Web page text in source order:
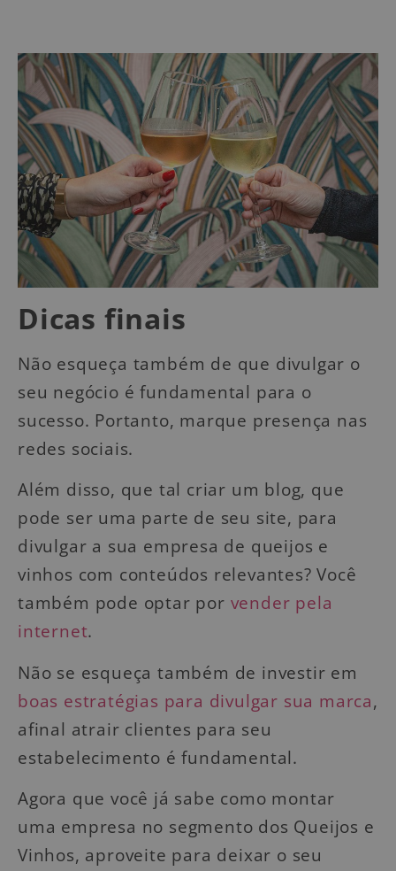
Dicas finais
Não esqueça também de que divulgar o
seu negócio é fundamental para o
sucesso. Portanto, marque presença nas
redes sociais.
Além disso, que tal criar um blog, que
pode ser uma parte de seu site, para
divulgar a sua empresa de queijos e
vinhos com conteúdos relevantes? Você
também pode optar por vender pela
internet.
Não se esqueça também de investir em
boas estratégias para divulgar sua marca,
afinal atrair clientes para seu
estabelecimento é fundamental.
Agora que você já sabe como montar
uma empresa no segmento dos Queijos e
Vinhos, aproveite para deixar o seu